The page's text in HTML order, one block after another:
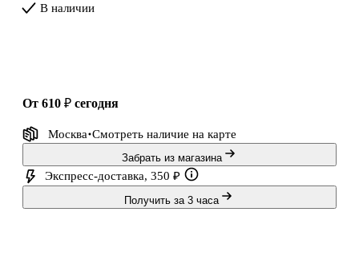
В наличии
от 610 ₽ сегодня
Москва Смотреть наличие на карте
Забрать из магазина
Экспресс-доставка, 350 ₽
Получить за 3 часа